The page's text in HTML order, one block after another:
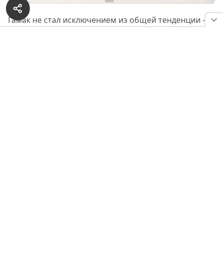
Гамак не стал исключением из общей тенденции —